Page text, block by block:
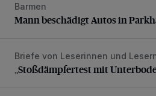
Mann beschädigt Autos in
Barmen
Mann beschädigt Autos in
„Stoßdämpfertest mit
Briefe von Leserinnen und
„Stoßdämpfertest mit